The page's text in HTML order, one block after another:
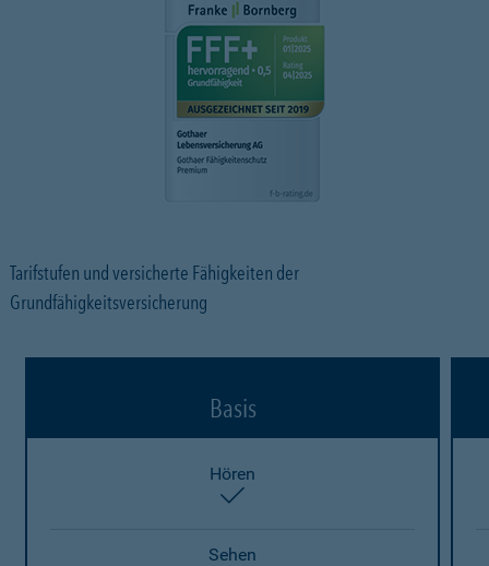
Tarifstufen und versicherte Fähigkeiten der
Grundfähigkeitsversicherung
Basis
Hören
Sehen